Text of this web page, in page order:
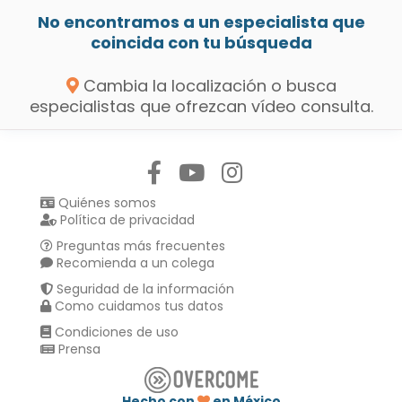
No encontramos a un especialista que
coincida con tu búsqueda
Cambia la localización o busca
especialistas que ofrezcan vídeo consulta.
Quiénes somos
Política de privacidad
Preguntas más frecuentes
Recomienda a un colega
Seguridad de la información
Como cuidamos tus datos
Condiciones de uso
Prensa